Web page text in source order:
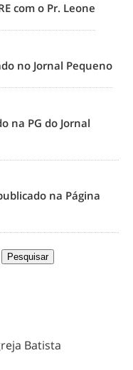
com o Pr. Leone
no Jornal Pequeno
na PG do Jornal
na Página
Batista